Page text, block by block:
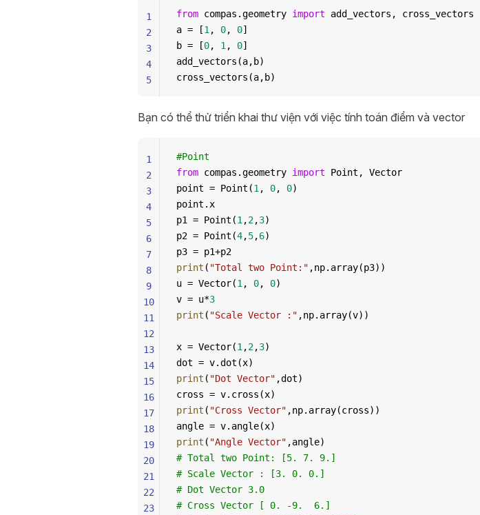
from compas.geometry import add_vectors, cross_vectors
a = [1 , 0, 0]
b = [0, 1 , 0]
add_vectors(a,b)
cross_vectors(a,b)
1
2
3
4
5
Bạn có thể thử triển khai thư viện với việc tính toán điểm và vector
#Point
from compas.geometry import Point, Vector
point = Point(1 , 0, 0)
point.x
p1 = Point(1 ,2,3)
p2 = Point(4,5,6)
p3 = p1+p2
print ( "Total two Point:" ,np.array(p3))
u = Vector(1 , 0, 0)
v = u*3
print ( "Scale Vector :" ,np.array(v))
x = Vector(1 ,2,3)
dot = v.dot(x)
print ( "Dot Vector" ,dot)
cross = v.cross(x)
print ( "Cross Vector" ,np.array(cross))
angle = v.angle(x)
print ( "Angle Vector" ,angle)
# Total two Point: [5. 7. 9.]
# Scale Vector : [3. 0. 0.]
# Dot Vector 3.0
# Cross Vector [ 0. -9.  6.]
1
2
3
4
5
6
7
8
9
10
11
12
13
14
15
16
17
18
19
20
21
22
23